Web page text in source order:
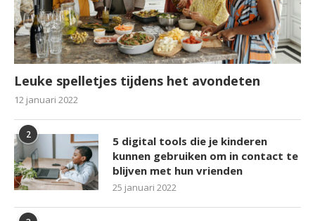
Leuke spelletjes tijdens het avondeten
12 januari 2022
2
5 digital tools die je kinderen
kunnen gebruiken om in contact te
blijven met hun vrienden
25 januari 2022